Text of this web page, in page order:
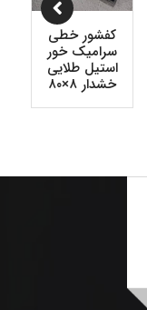
کفشور خطی
سرامیک خور
استیل طلایی
خشدار ۸×۸۰